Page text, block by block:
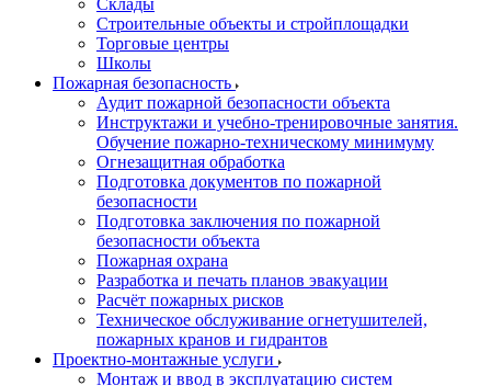
Склады
Строительные объекты и стройплощадки
Торговые центры
Школы
Пожарная безопасность
Аудит пожарной безопасности объекта
Инструктажи и учебно-тренировочные занятия.
Обучение пожарно-техническому минимуму
Огнезащитная обработка
Подготовка документов по пожарной
безопасности
Подготовка заключения по пожарной
безопасности объекта
Пожарная охрана
Разработка и печать планов эвакуации
Расчёт пожарных рисков
Техническое обслуживание огнетушителей,
пожарных кранов и гидрантов
Проектно-монтажные услуги
Монтаж и ввод в эксплуатацию систем